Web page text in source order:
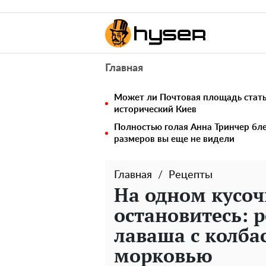
Главная
Может ли Почтовая площадь
исторический Киев
Полностью голая Анна Тринчер
размеров вы еще не видели
Главная Рецепты
На одном
остановитесь:
лаваша с
морковью